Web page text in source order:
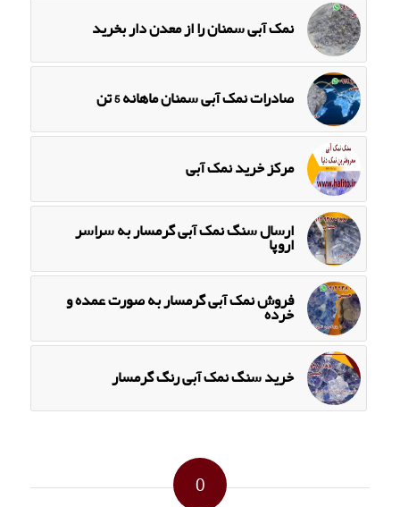
نمک آبی سمنان را از معدن دار بخرید
صادرات نمک آبی سمنان ماهانه 5 تن
مرکز خرید نمک آبی
ارسال سنگ نمک آبی گرمسار به سراسر
اروپا
فروش نمک آبی گرمسار به صورت عمده و
خرده
خرید سنگ نمک آبی رنگ گرمسار
0